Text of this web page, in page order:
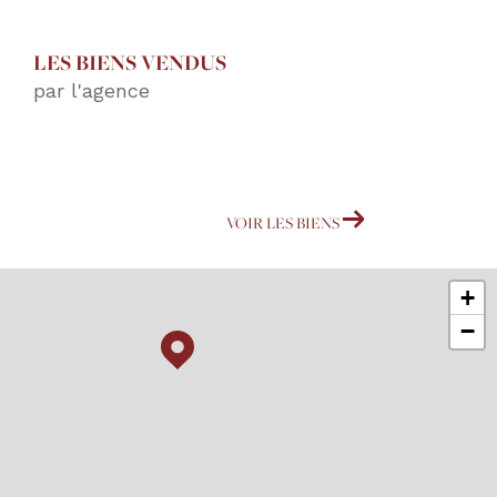
LES BIENS VENDUS
par l'agence
VOIR LES BIENS
+
−